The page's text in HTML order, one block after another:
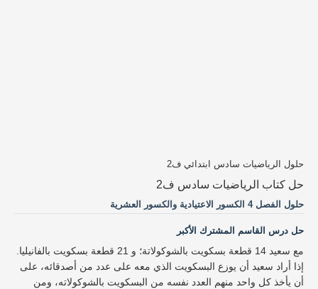
حلول الرياضيات سادس ابتدائي ف2
حل كتاب الرياضيات سادس ف2
حلول الفصل 4 الكسور الاعتيادية والكسور العشرية
حل درس القاسم المشترك الأكبر
مع سعيد 14 قطعة بسكويت بالشوكولاتة؛ و 21 قطعة بسكويت بالفانيليا.
إذا أراد سعيد أن يوزع البسكويت الذي معه على عدد من أصدقائه، على
أن يأخذ كل واحد منهم العدد نفسه من البسكويت بالشوكولاته، ومن